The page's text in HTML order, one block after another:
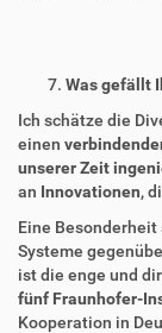
Was gefällt
Ich schätze die
einen
unserer Zeit
an Innovationen,
Eine
Systeme
ist die enge und
fünf Fraunhofer-
Kooperation in